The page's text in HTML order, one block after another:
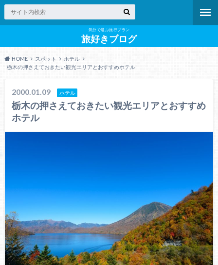
気分で選ぶ旅行プラン
旅好きブログ
HOME スポット
ホテル
栃木の押さえておきたい観光エリアとおすすめホテル
2000.01.09 ホテル
栃木の押さえておきたい観光エリアとおすすめ
ホテル